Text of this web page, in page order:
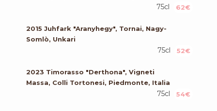
62€
75cl
2015 Juhfark "Aranyhegy", Tornai, Nagy-
Somlò, Unkari
52€
75cl
2023 Timorasso "Derthona", Vigneti
Massa, Colli Tortonesi, Piedmonte, Italia
54€
75cl